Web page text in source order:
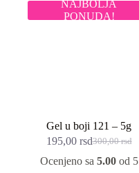
NAJBOLJA
PONUDA!
Gel u boji 121 – 5g
300,00rsd
Originalna
cena
195,00 rsdTrenutna
cena
Ocenjeno sa 5.00od 5